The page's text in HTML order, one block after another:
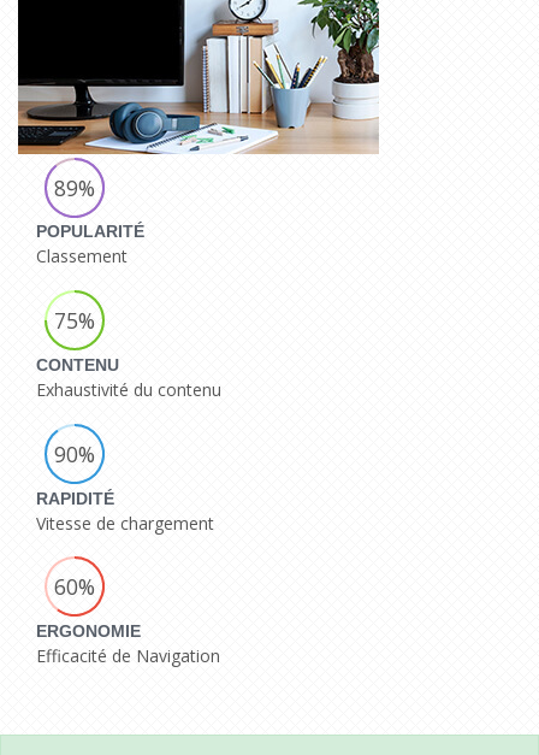
89%
POPULARITÉ
Classement
75%
CONTENU
Exhaustivité du contenu
90%
RAPIDITÉ
Vitesse de chargement
60%
ERGONOMIE
Efficacité de Navigation